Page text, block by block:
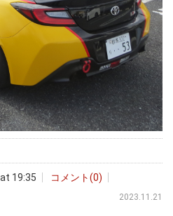
at 19:35 コメント(0)
2023.11.21